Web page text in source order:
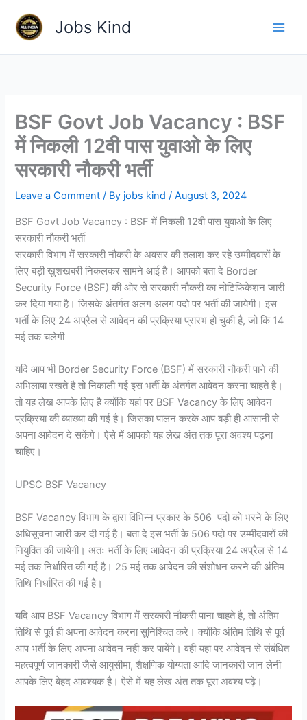
content
Jobs Kind
BSF Govt Job Vacancy : BSF
में निकली 12वी पास युवाओ के लिए
सरकारी नौकरी भर्ती
Leave a Comment / By jobs kind/August 3, 2024
BSF Govt Job Vacancy : BSF में निकली 12वी पास युवाओ के लिए
सरकारी नौकरी भर्ती
सरकारी विभाग में सरकारी नौकरी के अवसर की तलाश कर रहे उम्मीदवारों के
लिए बड़ी खुशखबरी निकलकर सामने आई है। आपको बता दे Border
Security Force (BSF) की ओर से सरकारी नौकरी का नोटिफिकेशन जारी
कर दिया गया है। जिसके अंतर्गत अलग अलग पदो पर भर्ती की जायेगी। इस
भर्ती के लिए 24 अप्रैल से आवेदन की प्रक्रिया प्रारंभ हो चुकी है, जो कि 14
मई तक चलेगी
यदि आप भी Border Security Force (BSF) में सरकारी नौकरी पाने की
अभिलाषा रखते है तो निकाली गई इस भर्ती के अंतर्गत आवेदन करना चाहते है।
तो यह लेख आपके लिए है क्योंकि यहां पर BSF Vacancy के लिए आवेदन
प्रक्रिया की व्याख्या की गई है। जिसका पालन करके आप बड़ी ही आसानी से
अपना आवेदन दे सकेंगे। ऐसे में आपको यह लेख अंत तक पूरा अवश्य पढ़ना
चाहिए।
UPSC BSF Vacancy
BSF Vacancy विभाग के द्वारा विभिन्न प्रकार के 506 पदो को भरने के लिए
अधिसूचना जारी कर दी गई है। बता दे इस भर्ती के 506 पदो पर उम्मीदवारों की
नियुक्ति की जायेगी। अतः भर्ती के लिए आवेदन की प्रक्रिया 24 अप्रैल से 14
मई तक निर्धारित की गई है। 25 मई तक आवेदन की संशोधन करने की अंतिम
तिथि निर्धारित की गई है।
यदि आप BSF Vacancy विभाग में सरकारी नौकरी पाना चाहते है, तो अंतिम
तिथि से पूर्व ही अपना आवेदन करना सुनिश्चित करे। क्योंकि अंतिम तिथि से पूर्व
आप भर्ती के लिए अपना आवेदन नही कर पायेंगे। वही यहां पर आवेदन से संबंधित
महत्वपूर्ण जानकारी जैसे आयुसीमा, शैक्षणिक योग्यता आदि जानकारी जान लेनी
आपके लिए बेहद आवश्यक है। ऐसे में यह लेख अंत तक पूरा अवश्य पढ़े।